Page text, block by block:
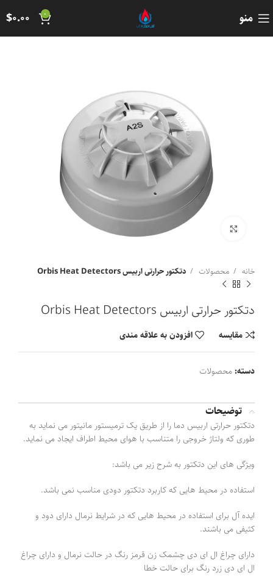
منو 0
$0.00
برای بزرگنمایی کلیک کنید
خانه محصولات دتکتور حرارتی اربیس Orbis Heat Detectors
دتکتور حرارتی اربیس Orbis Heat Detectors
مقايسه افزودن به علاقه مندی
دسته:محصولات
توضیحات
دتکتور حرارتی اربیس دما را از طریق یک ترمیستور مانیتور می نماید به
طوری که ولتاژ خروجی را متناسب با هوای محیط اطراف ایجاد می نماید.
ویژگی های این دتکتور به شرح زیر می باشد:
استفاده در محیط هایی که کاربرد دتکتور دودی مناسب نمی باشد.
ایده آل برای استفاده در محیط هایی که در شرایط نرمال دارای دود و
کثیفی می باشند.
دارای چراغ ال ای دی چشمک زن قرمز رنگ در حالت نرمال و دارای چراغ
ال ای دی زرد رنگ برای حالت خطا